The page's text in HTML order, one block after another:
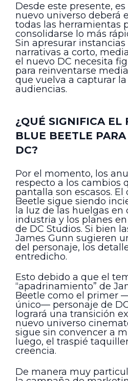
Desde este presente,
nuevo universo deberá
todas las herramientas
consolidarse lo más
Sin apresurar
narrativas a corto,
el nuevo DC necesita
para reinventarse
que vuelva a capturar
audiencias.
¿QUÉ SIGNIFICA EL
BLUE BEETLE
DC?
Por el momento, los
respecto a los cambios
pantalla son escasos.
Beetle sigue siendo
la luz de las huelgas en
industria y los planes
de DC Studios. Si bien
James Gunn sugieren
del personaje, los
entredicho.
Esto debido a que el
“apadrinamiento” de
Beetle como el primer
único— personaje de
logrará una transición
nuevo universo
sigue sin convencer a
luego, el traspié
creencia.
De manera muy